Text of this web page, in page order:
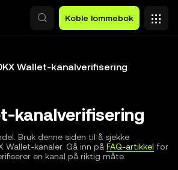
Koble lommebok
Wallet-kanalverifisering
kanalverifisering
Bruk denne siden til å sjekke
Wallet-kanaler. Gå inn på FAQ-artikkel for
en kanal på riktig måte.